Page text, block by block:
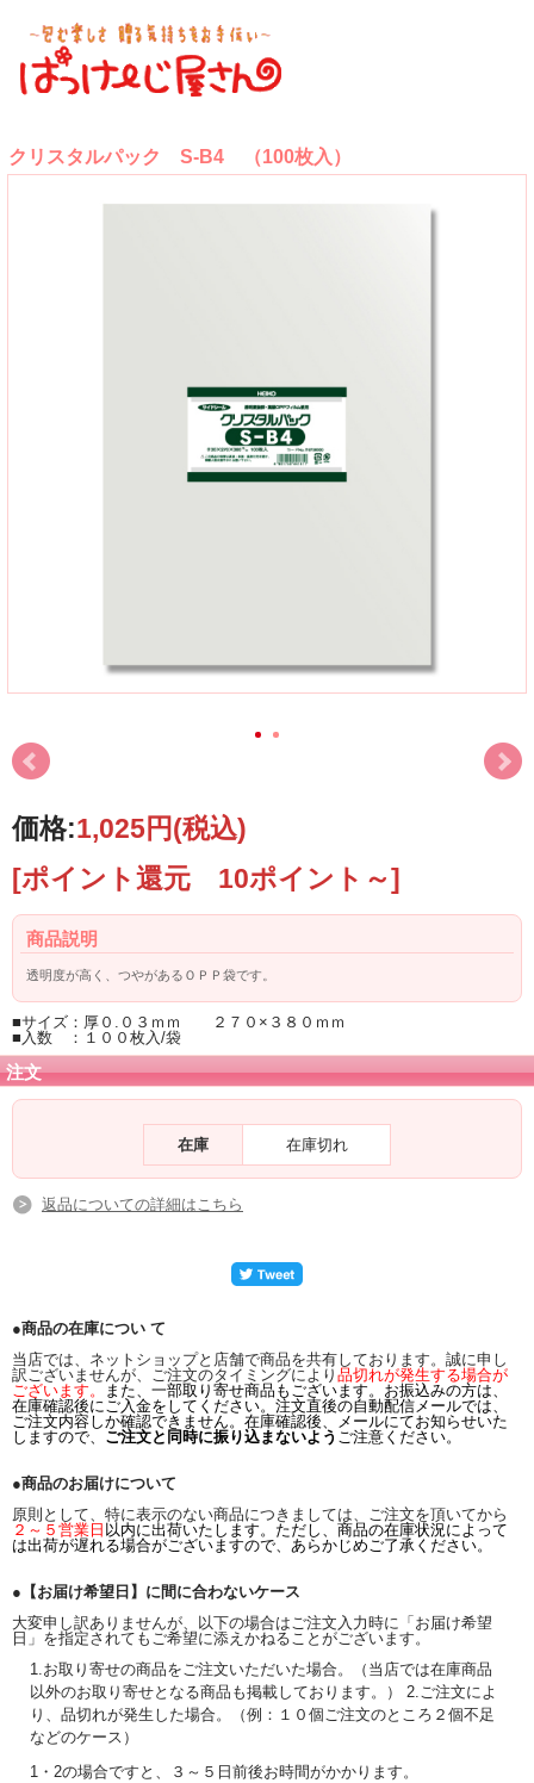
クリスタルパック S-B4 （100枚入）
価格:1,025円(税込)
[ポイント還元 10ポイント～]
商品説明
透明度が高く、つやがあるＯＰＰ袋です。
■サイズ：厚０.０３ｍｍ ２７０×３８０ｍｍ
■入数 ：１００枚入/袋
注文
在庫 在庫切れ
返品についての詳細はこちら
●商品の在庫につい て
当店では、ネットショップと店舗で商品を共有しております。誠に申し
訳ございませんが、ご注文のタイミングにより 品切れが発生する場合が
ございます。
また、一部取り寄せ商品もございます。お振込みの方は、
在庫確認後にご入金をしてください。注文直後の自動配信メールでは、
ご注文内容しか確認できません。在庫確認後、メールにてお知らせいた
しますので、 ご注文と同時に振り込まないよう ご注意ください。
●商品のお届けについて
原則として、特に表示のない商品につきましては、ご注文を頂いてから
２～５営業日 以内に出荷いたします。ただし、商品の在庫状況によって
は出荷が遅れる場合がございますので、あらかじめご了承ください。
●【お届け希望日】に間に合わないケース
大変申し訳ありませんが、以下の場合はご注文入力時に「お届け希望
日」を指定されてもご希望に添えかねることがございます。
1.お取り寄せの商品をご注文いただいた場合。（当店では在庫商品
以外のお取り寄せとなる商品も掲載しております。） 2.ご注文によ
り、品切れが発生した場合。（例：１０個ご注文のところ２個不足
などのケース）
1・2の場合ですと、３～５日前後お時間がかかります。